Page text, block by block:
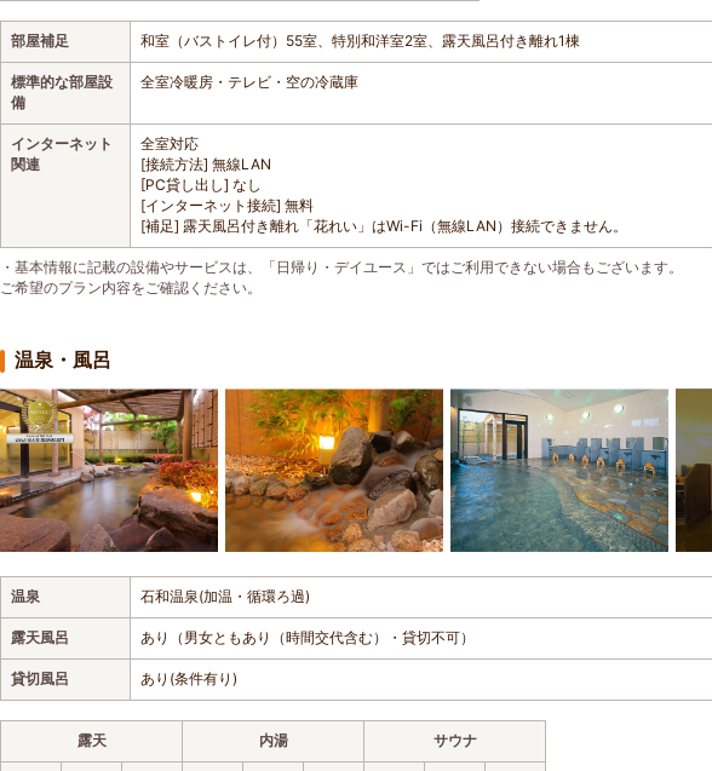
部屋補足 和室（バストイレ付）55室、特別和洋室2室、露天風呂付き離れ1棟
標準的な部屋設
備
全室冷暖房・テレビ・空の冷蔵庫
インターネット
関連
全室対応
[接続方法] 無線LAN
[PC貸し出し] なし
[インターネット接続] 無料
[補足] 露天風呂付き離れ「花れい」はWi-Fi（無線LAN）接続できません。
・基本情報に記載の設備やサービスは、「日帰り・デイユース」ではご利用できない場合もございます。
ご希望のプラン内容をご確認ください。
温泉・風呂
温泉 石和温泉(加温・循環ろ過)
露天風呂 あり（男女ともあり（時間交代含む）・貸切不可）
貸切風呂 あり(条件有り)
露天 内湯 サウナ